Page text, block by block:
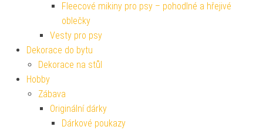
Fleecové mikiny pro psy – pohodlné a hřejivé
oblečky
Vesty pro psy
Dekorace do bytu
Dekorace na stůl
Hobby
Zábava
Originální dárky
Dárkové poukazy